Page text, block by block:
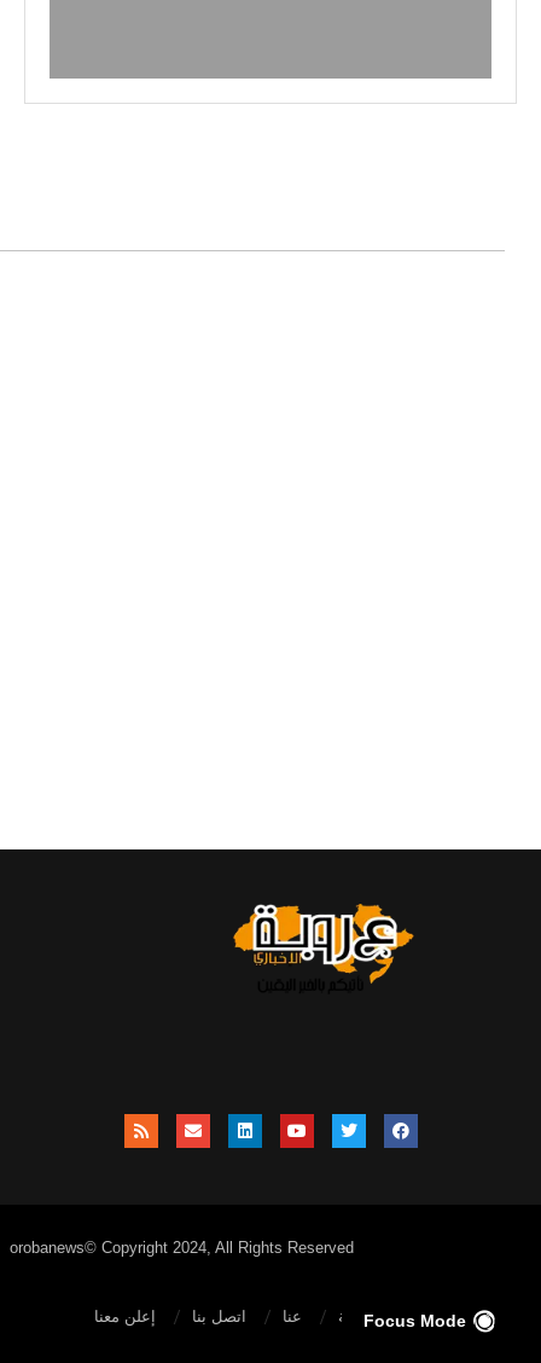
orobanews© Copyright 2024, All Rights Reserved
الصفحة الرئيسية عنا اتصل بنا إعلن معنا Focus Mode